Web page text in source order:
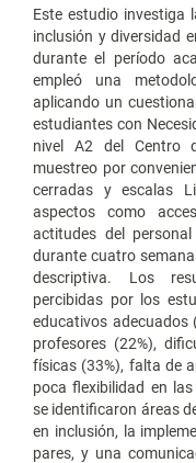
Este estudio investiga
inclusión y diversidad
durante el período
empleó una
aplicando un
estudiantes con
nivel A2 del Centro
muestreo por
cerradas y escalas
aspectos como
actitudes del
durante cuatro
descriptiva. Los
percibidas por los
educativos adecuados
profesores (22%),
físicas (33%), falta de
poca flexibilidad en
se identificaron áreas
en inclusión, la
pares, y una